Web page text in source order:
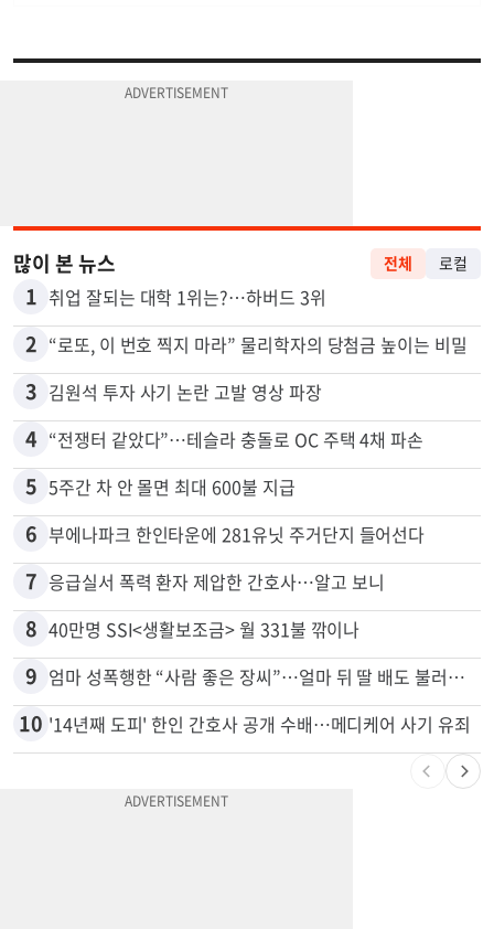
1 취업 잘되는 대학 1위는?…하버드 3위
2 “로또, 이 번호 찍지 마라” 물리학자의 당첨금 높이는 비밀
3 김원석 투자 사기 논란 고발 영상 파장
4 “전쟁터 같았다”…테슬라 충돌로 OC 주택 4채 파손
5 5주간 차 안 몰면 최대 600불 지급
6 부에나파크 한인타운에 281유닛 주거단지 들어선다
7 응급실서 폭력 환자 제압한 간호사…알고 보니
8 40만명 SSI<생활보조금> 월 331불 깎이나
9 엄마 성폭행한 “사람 좋은 장씨”…얼마 뒤 딸 배도 불러왔다
'14년째 도피' 한인 간호사 공개 수배…메디케어 사기 유죄